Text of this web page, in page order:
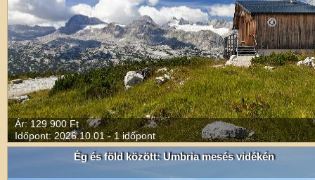
Ár: 129 900 Ft
Időpont: 2026.10.01 - 1 időpont
Ég és föld között: Umbria mesés vidékén